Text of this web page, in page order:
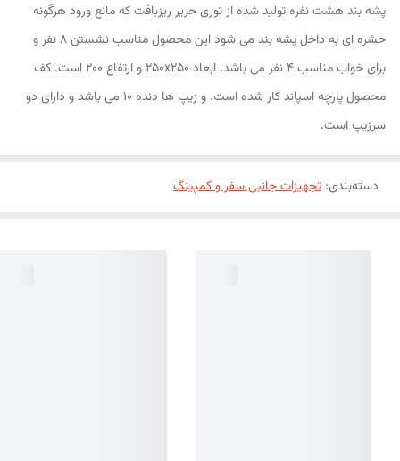
پشه بند هشت نفره تولید شده از توری حریر ریزبافت که مانع ورود هرگونه
حشره ای به داخل پشه بند می شود این محصول مناسب نشستن 8 نفر و
برای خواب مناسب 4 نفر می باشد. ابعاد 250x250 و ارتفاع 200 است. کف
محصول پارچه اسپاند کار شده است. و زیپ ها دنده 10 می باشد و دارای دو
سرزیپ است.
دسته‌بندی: تجهیزات جانبی سفر و کمپینگ